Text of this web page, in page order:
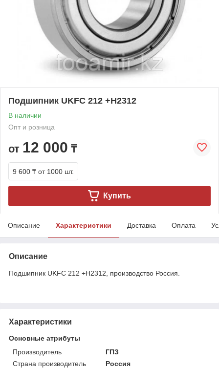
Подшипник UKFC 212 +H2312
В наличии
Опт и розница
от 12 000 ₸
9 600 ₸ от 1000 шт.
Купить
Описание Характеристики Доставка Оплата
Описание
Подшипник UKFC 212 +H2312, производство Россия.
Характеристики
Основные атрибуты
Производитель
ГПЗ
Страна производитель
Россия